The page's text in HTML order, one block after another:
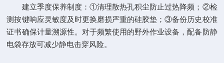
建立季度保养制度：①清理散热孔积尘防止过热降频；②检
测按键响应灵敏度及时更换磨损严重的硅胶垫；③备份历史校准
证书确保计量溯源性。对于频繁使用的野外作业设备，配备防静
电袋存放可减少静电击穿风险。